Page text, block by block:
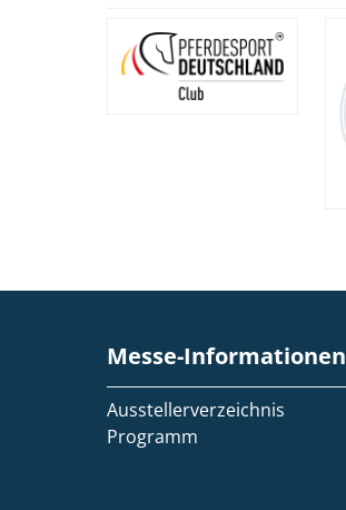
Messe-Informationen
Ausstellerverzeichnis
Programm